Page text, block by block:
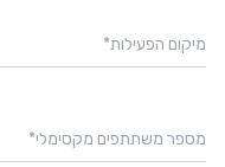
מיקום הפעילות*
מספר משתתפים מקסימלי*